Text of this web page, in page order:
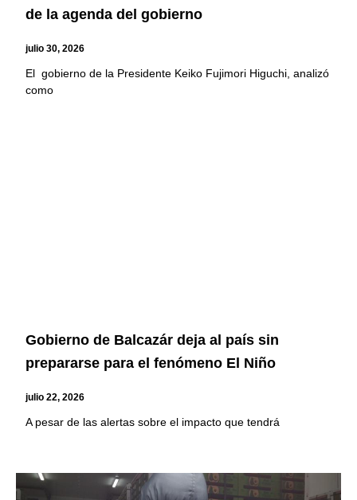
de la agenda del gobierno
julio 30, 2026
El gobierno de la Presidente Keiko Fujimori Higuchi, analizó
como
Gobierno de Balcazár deja al país sin
prepararse para el fenómeno El Niño
julio 22, 2026
A pesar de las alertas sobre el impacto que tendrá